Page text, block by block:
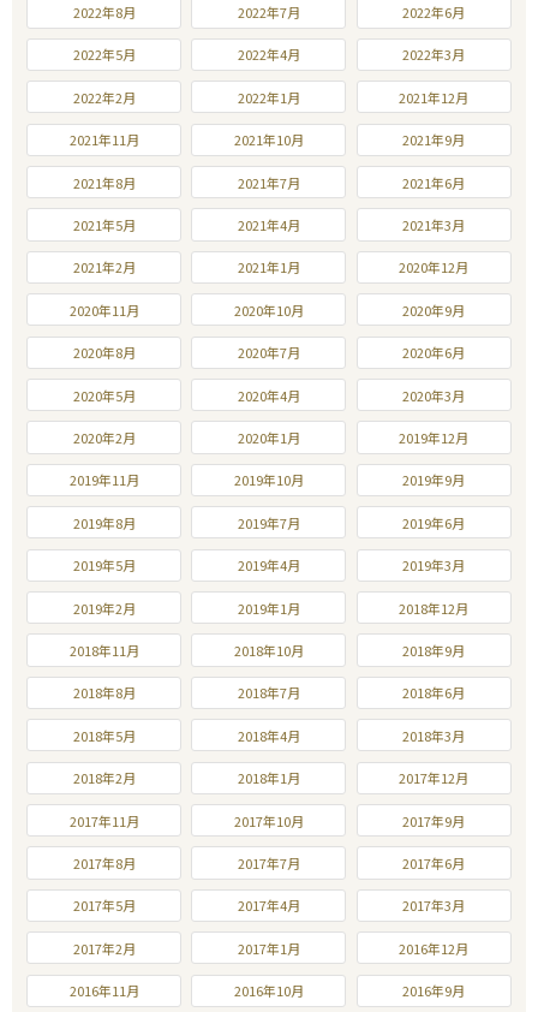
2022年8月 2022年7月 2022年6月
2022年5月 2022年4月 2022年3月
2022年2月 2022年1月 2021年12月
2021年11月 2021年10月 2021年9月
2021年8月 2021年7月 2021年6月
2021年5月 2021年4月 2021年3月
2021年2月 2021年1月 2020年12月
2020年11月 2020年10月 2020年9月
2020年8月 2020年7月 2020年6月
2020年5月 2020年4月 2020年3月
2020年2月 2020年1月 2019年12月
2019年11月 2019年10月 2019年9月
2019年8月 2019年7月 2019年6月
2019年5月 2019年4月 2019年3月
2019年2月 2019年1月 2018年12月
2018年11月 2018年10月 2018年9月
2018年8月 2018年7月 2018年6月
2018年5月 2018年4月 2018年3月
2018年2月 2018年1月 2017年12月
2017年11月 2017年10月 2017年9月
2017年8月 2017年7月 2017年6月
2017年5月 2017年4月 2017年3月
2017年2月 2017年1月 2016年12月
2016年11月 2016年10月 2016年9月